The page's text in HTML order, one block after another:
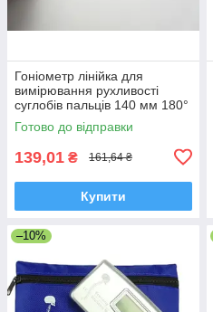
Гоніометр лінійка для
вимірювання рухливості
суглобів пальців 140 мм 180°
Готово до відправки
139,01 ₴ 161,64 ₴
Купити
–10%